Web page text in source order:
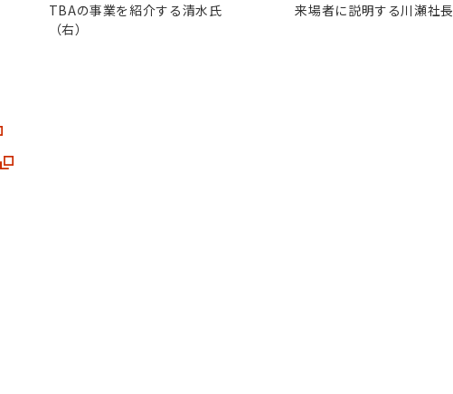
TBAの事業を紹介する清水氏
（右）
来場者に説明する川瀬社長